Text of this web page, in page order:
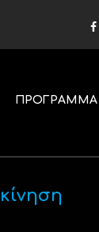
ΠΡΟΓΡΑΜΜΑ